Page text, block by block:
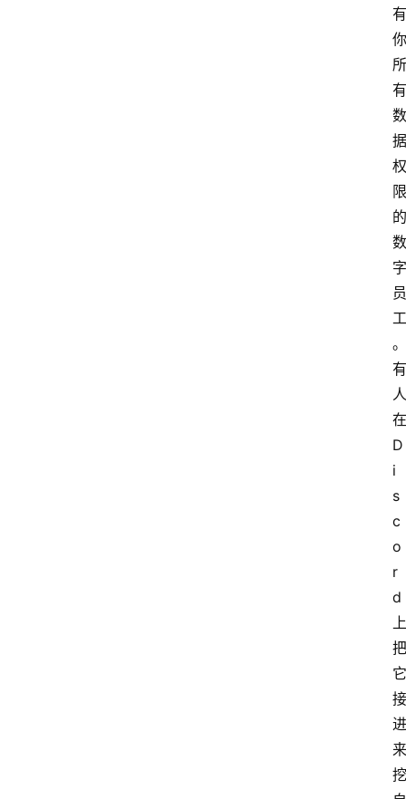
有
你
所
有
数
据
权
限
的
数
字
员
工
。
有
人
在
D
i
s
c
o
r
d
上
把
它
接
进
来
挖